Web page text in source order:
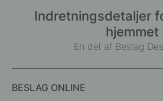
Indretningsdetaljer
hjemmet
En del af Beslag
BESLAG ONLINE